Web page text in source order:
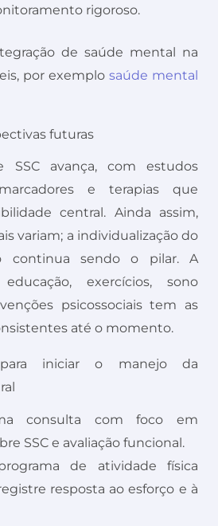
rigoroso.
de saúde mental na
por exemplo saúde mental
futuras
SSC avança, com estudos
e terapias que
central. Ainda assim,
variam; a individualização do
continua sendo o pilar. A
exercícios, sono
psicossociais tem as
até o momento.
iniciar o manejo da
consulta com foco em
SSC e avaliação funcional.
de atividade física
resposta ao esforço e à